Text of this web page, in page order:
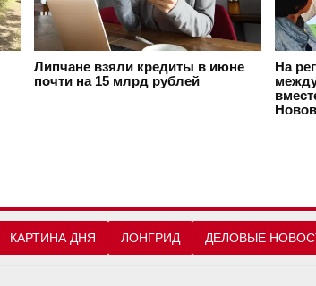
Липчане взяли кредиты в июне
почти на 15 млрд рублей
На
КАРТИНА ДНЯ ЛОНГРИД ДЕЛОВЫЕ